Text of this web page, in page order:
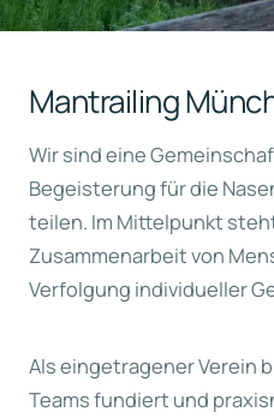
Mantrailing
Wir sind eine
Begeisterung für die
teilen. Im Mittelpunkt
Zusammenarbeit von
Verfolgung individueller
Als eingetragener Verein
Teams fundiert und